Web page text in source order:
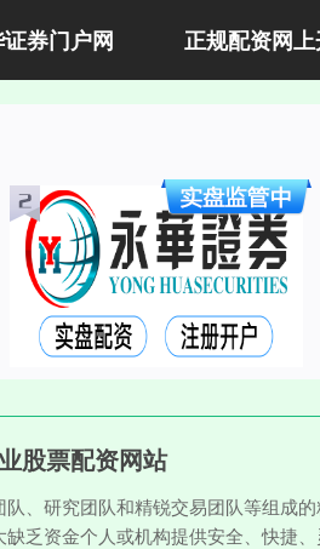
券门户网 正规配资网
股票配资网站
、研究团队和精锐交易团队等组成
乏资金个人或机构提供安全、快捷